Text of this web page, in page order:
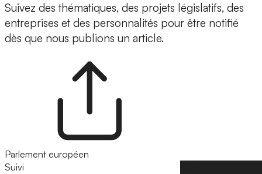
Suivez des thématiques, des projets législatifs, des
entreprises et des personnalités pour être notifié
dès que nous publions un article.
Parlement européen
Suivi